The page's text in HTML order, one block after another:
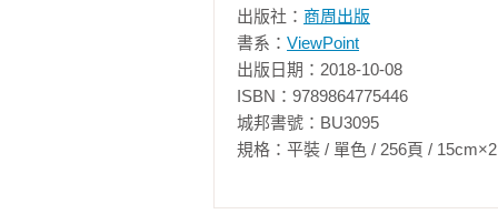
關於作者
在每天的日誌裡，我也會簡短寫
有助於消除周遭的負面影響。我也
慣。此外，我也因為寫作日誌的關
返。
有必要每天寫日記嗎？我認為，
出版社： 商周出版
書系： ViewPoint
出版日期：2018-10-08
ISBN：9789864775446
城邦書號：BU3095
規格：平裝 / 單色 / 256頁 /